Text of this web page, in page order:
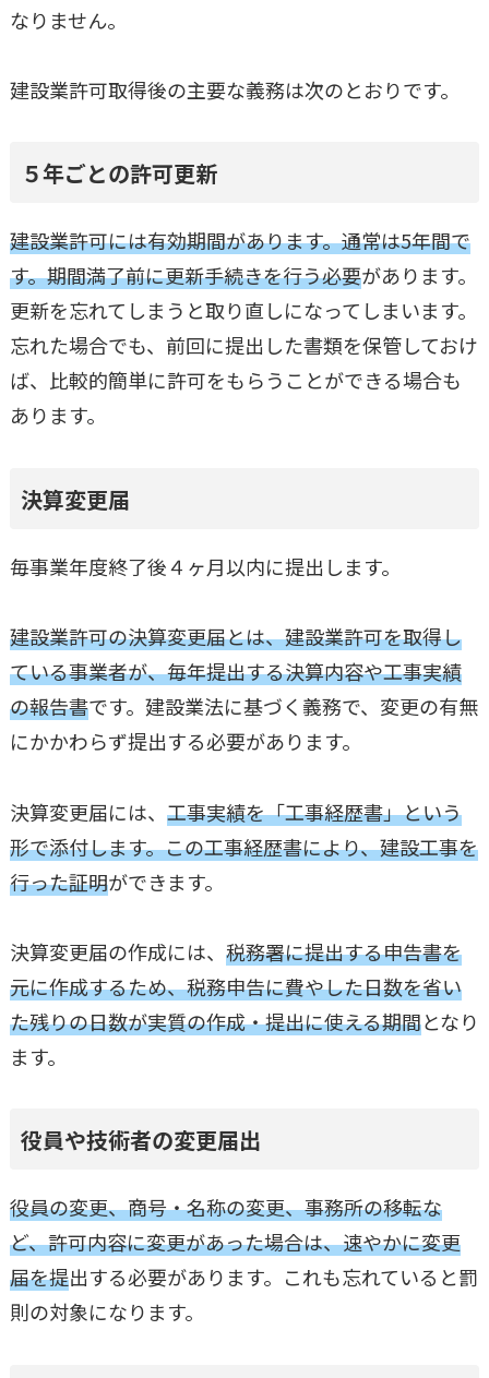
なりません。
建設業許可取得後の主要な義務は次のとおりです。
５年ごとの許可更新
建設業許可には有効期間があります。通常は5年間で
す。期間満了前に更新手続きを行う必要があります。
更新を忘れてしまうと取り直しになってしまいます。
忘れた場合でも、前回に提出した書類を保管しておけ
ば、比較的簡単に許可をもらうことができる場合も
あります。
決算変更届
毎事業年度終了後４ヶ月以内に提出します。
建設業許可の決算変更届とは、建設業許可を取得し
ている事業者が、毎年提出する決算内容や工事実績
の報告書です。建設業法に基づく義務で、変更の有無
にかかわらず提出する必要があります。
決算変更届には、 工事実績を「工事経歴書」という
形で添付します。この工事経歴書により、建設工事を
行った証明ができます。
決算変更届の作成には、 税務署に提出する申告書を
元に作成するため、税務申告に費やした日数を省い
た残りの日数が実質の作成・提出に使える期間となり
ます。
役員や技術者の変更届出
役員の変更、商号・名称の変更、事務所の移転な
ど、許可内容に変更があった場合は、速やかに変更
届を提出する必要があります。これも忘れていると罰
則の対象になります。